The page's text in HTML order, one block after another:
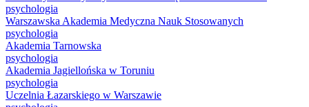
psychologia
Warszawska Akademia Medyczna Nauk Stosowanych
psychologia
Akademia Tarnowska
psychologia
Akademia Jagiellońska w Toruniu
psychologia
Uczelnia Łazarskiego w Warszawie